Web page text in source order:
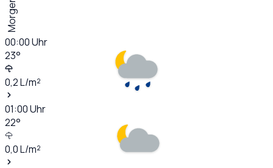
Morgen
00:00Uhr
23°
0,2L/m²
01:00Uhr
22°
0,0L/m²